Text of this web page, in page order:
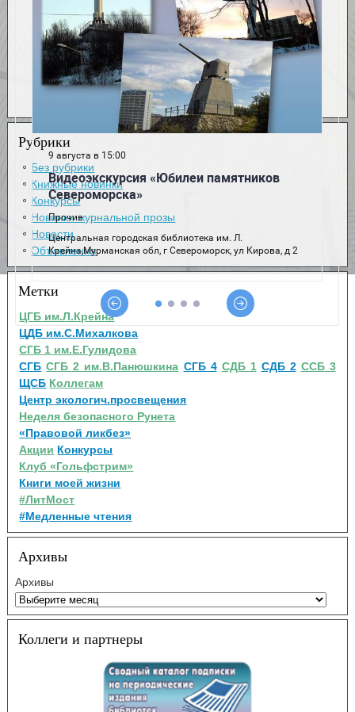
Рубрики
Без рубрики
Книжные новинки
Конкурсы
Новинки журнальной прозы
Новости
Объявления
Метки
ЦГБ им.Л.Крейна
ЦДБ им.С.Михалкова
СГБ 1 им.Е.Гулидова
СГБ СГБ 2 им.В.Панюшкина СГБ 4 СДБ 1 СДБ 2 ССБ 3
ЩСБ Коллегам
Центр экологич.просвещения
Неделя безопасного Рунета
«Правовой ликбез»
Акции Конкурсы
Клуб «Гольфстрим»
Книги моей жизни
#ЛитМост
#Медленные чтения
Архивы
Архивы
Коллеги и партнеры